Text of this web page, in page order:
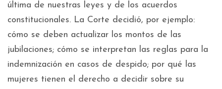
última de nuestras leyes y de los acuerdos
constitucionales. La Corte decidió, por ejemplo:
cómo se deben actualizar los montos de las
jubilaciones; cómo se interpretan las reglas para la
indemnización en casos de despido; por qué las
mujeres tienen el derecho a decidir sobre su